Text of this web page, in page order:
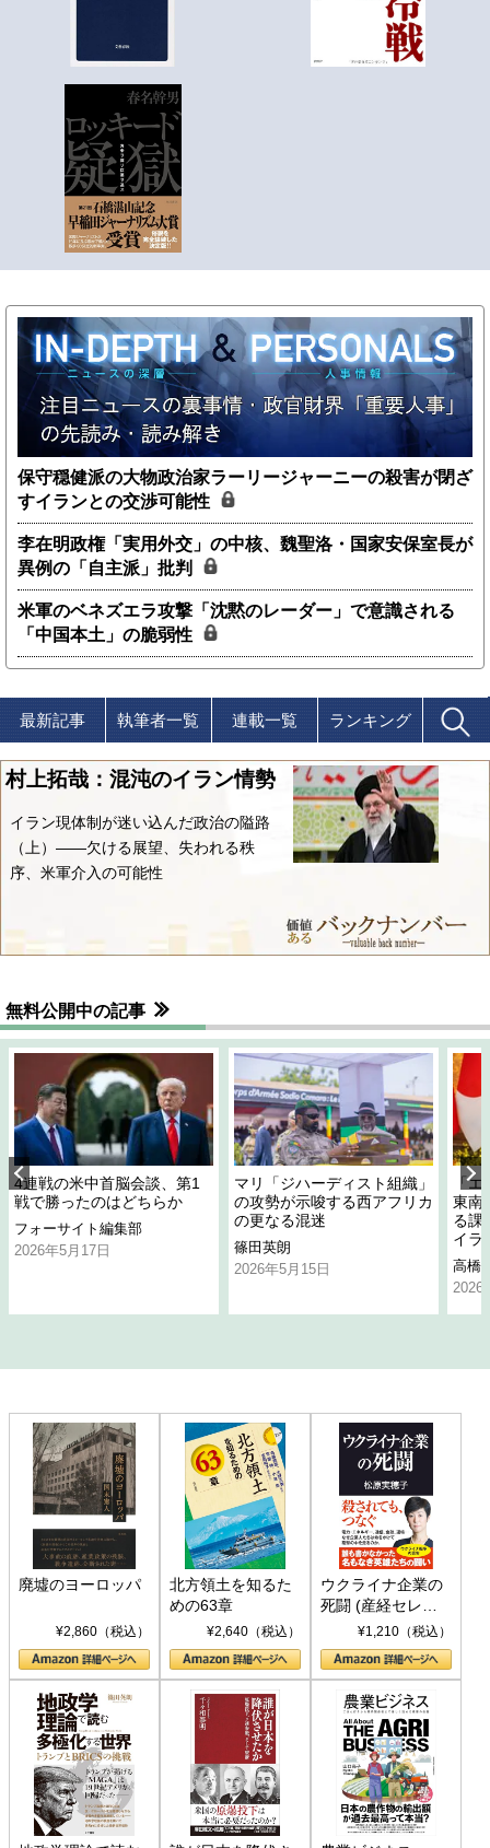
保守穏健派の大物政治家ラーリージャーニーの殺害が閉ざ
すイランとの交渉可能性
李在明政権「実用外交」の中核、魏聖洛・国家安保室長が
異例の「自主派」批判
米軍のベネズエラ攻撃「沈黙のレーダー」で意識される
「中国本土」の脆弱性
最新記事 執筆者一覧 連載一覧 ランキング
村上拓哉：混沌のイラン情勢
イラン現体制が迷い込んだ政治の隘路
（上）――欠ける展望、失われる秩
序、米軍介入の可能性
無料公開中の記事
4連戦の米中首脳会談、第1
戦で勝ったのはどちらか
フォーサイト編集部
2026年5月17日
マリ「ジハーディスト組織」
の攻勢が示唆する西アフリカ
の更なる混迷
篠田英朗
2026年5月15日
「
東南
る課
イラ
高橋
2026
廃墟のヨーロッパ
¥2,860（税込）
北方領土を知るた
めの63章
¥2,640（税込）
ウクライナ企業の
死闘 (産経セレク
ト S 039)¥1,210（税込）